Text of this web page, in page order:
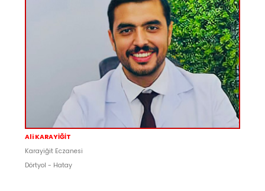
Ali KARAYİĞİT
Karayiğit Eczanesi
Dörtyol - Hatay